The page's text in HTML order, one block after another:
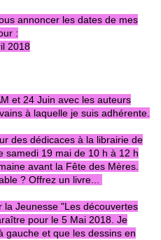
annoncer les dates de mes
:
2018
et 24 Juin avec les auteurs
à laquelle je suis adhérente.
des dédicaces à la librairie de
samedi 19 mai de 10 h à 12 h
avant la Fête des Mères.
? Offrez un livre...
Jeunesse "Les découvertes
pour le 5 Mai 2018. Je
gauche et que les dessins en